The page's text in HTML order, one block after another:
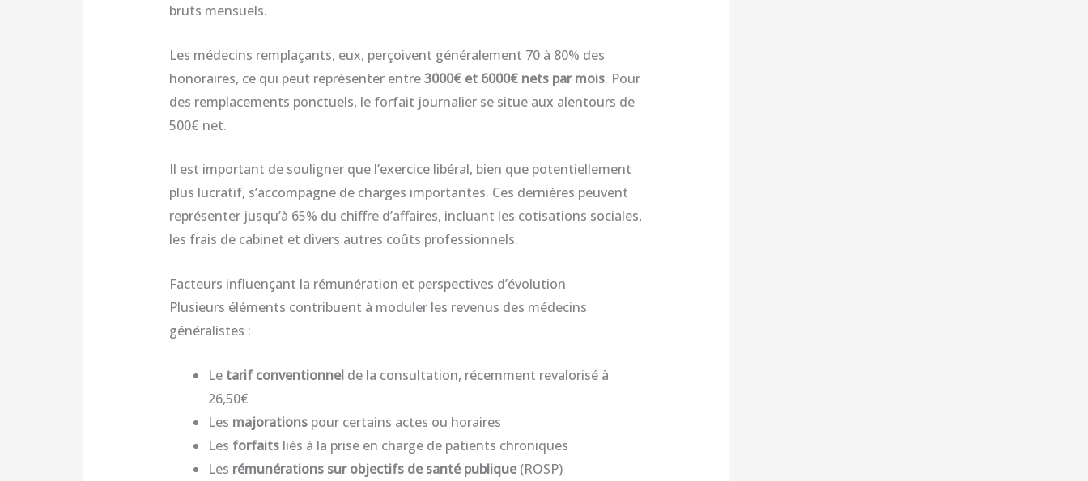
bruts mensuels.
Les médecins remplaçants, eux, perçoivent généralement 70 à 80% des
honoraires, ce qui peut représenter entre3000€ et 6000€ nets par mois. Pour
des remplacements ponctuels, le forfait journalier se situe aux alentours de
500€ net.
Il est important de souligner que l’exercice libéral, bien que potentiellement
plus lucratif, s’accompagne de charges importantes. Ces dernières peuvent
représenter jusqu’à 65% du chiffre d’affaires, incluant les cotisations sociales,
les frais de cabinet et divers autres coûts professionnels.
Facteurs influençant la rémunération et perspectives d’évolution
Plusieurs éléments contribuent à moduler les revenus des médecins
généralistes :
Le tarif conventionnelde la consultation, récemment revalorisé à
26,50€
Les majorationspour certains actes ou horaires
Les forfaitsliés à la prise en charge de patients chroniques
Les rémunérations sur objectifs de santé publique(ROSP)